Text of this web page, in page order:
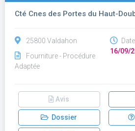
Cté Cnes des Portes du Haut-
25800 Valdahon
Fourniture - Procédure
Adaptée
16/09/
Avis
Dossier